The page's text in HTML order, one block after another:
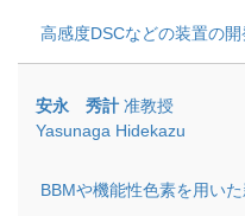
高感度DSCなどの装置の
安永 秀計 准教授
Yasunaga Hidekazu
BBMや機能性色素を用い